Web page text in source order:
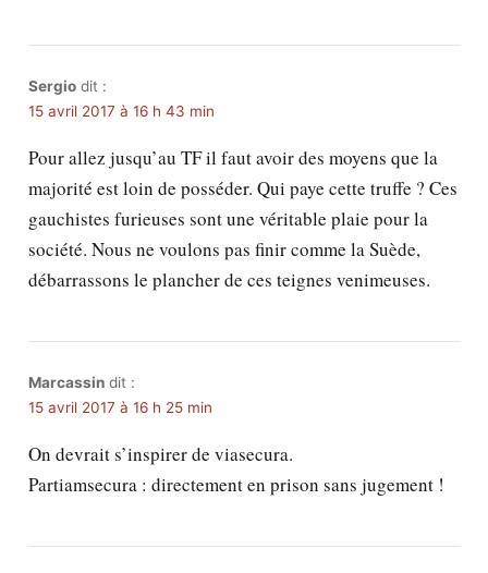
Sergio dit :
15 avril 2017 à 16 h 43 min
Pour allez jusqu’au TF il faut avoir des moyens que la
majorité est loin de posséder. Qui paye cette truffe ? Ces
gauchistes furieuses sont une véritable plaie pour la
société. Nous ne voulons pas finir comme la Suède,
débarrassons le plancher de ces teignes venimeuses.
Marcassin dit :
15 avril 2017 à 16 h 25 min
On devrait s’inspirer de viasecura.
Partiamsecura : directement en prison sans jugement !